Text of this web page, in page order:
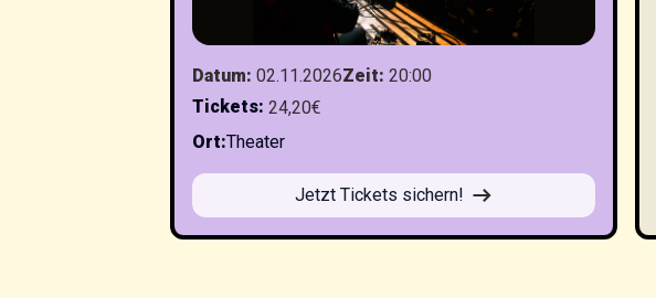
Datum: 02.11.2026Zeit: 20:00
Tickets: 24,20€
Ort:Theater
Jetzt Tickets sichern!